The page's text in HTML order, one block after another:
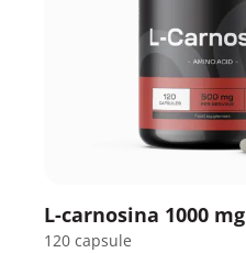
L-carnosina 1000 mg
120 capsule